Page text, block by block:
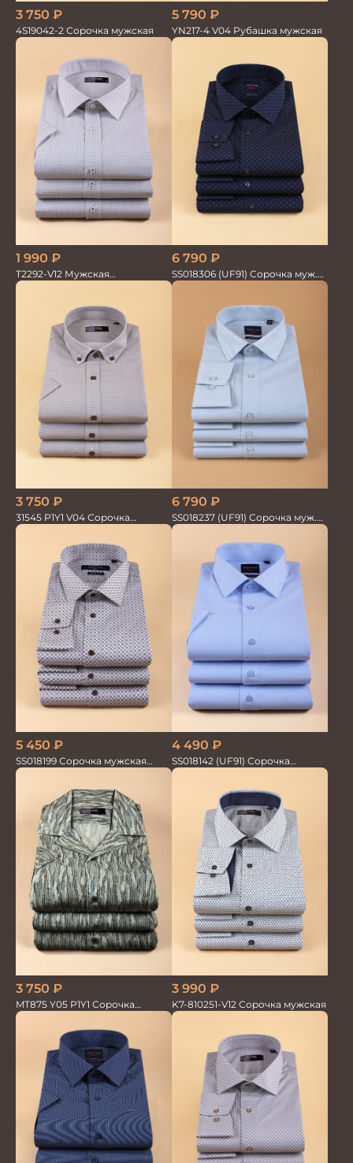
3 750 ₽
4S19042-2 Сорочка мужская
5 790 ₽
YN217-4 V04 Рубашка мужская
1 990 ₽
T2292-V12 Мужская
текстильная рубашка /
6 790 ₽
SS018306 (UF91) Сорочка муж.
GROSTYLE TRENDY
3 750 ₽
31545 P1Y1 V04 Сорочка
мужская
6 790 ₽
SS018237 (UF91) Сорочка муж.
GROSTYLE TRENDY
5 450 ₽
SS018199 Сорочка мужская
GROSTYLE PRIME
4 490 ₽
SS018142 (UF91) Сорочка
мужская GROSTYLE TRENDY
3 750 ₽
MT875 Y05 P1Y1 Сорочка
мужская
3 990 ₽
K7-810251-V12 Сорочка мужская